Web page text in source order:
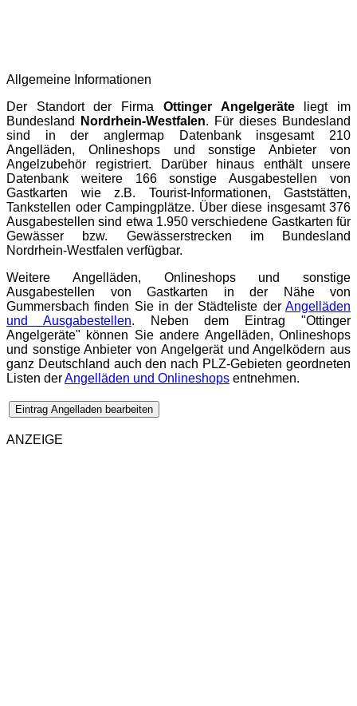
Allgemeine Informationen
Der Standort der Firma Ottinger Angelgeräteliegt im
Bundesland
Nordrhein-Westfalen. Für dieses Bundesland
sind in der anglermap Datenbank insgesamt 210
Angelläden, Onlineshops und sonstige Anbieter von
Angelzubehör registriert. Darüber hinaus enthält unsere
Datenbank weitere 166 sonstige Ausgabestellen von
Gastkarten wie z.B. Tourist-Informationen, Gaststätten,
Tankstellen oder Campingplätze. Über diese insgesamt 376
Ausgabestellen sind etwa 1.950 verschiedene Gastkarten für
Gewässer bzw. Gewässerstrecken im Bundesland
Nordrhein-Westfalen verfügbar.
Weitere Angelläden, Onlineshops und sonstige
Ausgabestellen von Gastkarten in der Nähe von
Gummersbach finden Sie in der Städteliste der Angelläden
und Ausgabestellen. Neben dem Eintrag "Ottinger
Angelgeräte" können Sie andere Angelläden, Onlineshops
und sonstige Anbieter von Angelgerät und Angelködern aus
ganz Deutschland auch den nach PLZ-Gebieten geordneten
Listen derAngelläden und Onlineshops entnehmen.
Eintrag Angelladen bearbeiten
ANZEIGE